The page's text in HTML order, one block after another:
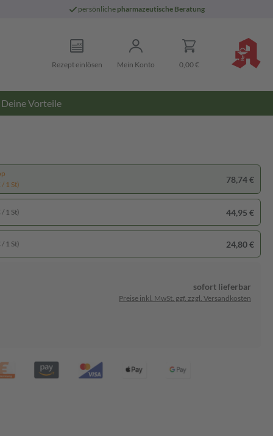
persönliche pharmazeutische Beratung
Rezept einlösen Mein Konto 0,00 €
Deine Vorteile
1 St)
78,74 €
1 St) 44,95 €
1 St) 24,80 €
sofort lieferbar
Preise inkl. MwSt. ggf. zzgl. Versandkosten